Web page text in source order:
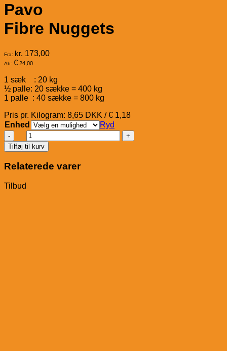
Pavo
Fibre Nuggets
Fra: kr. 173,00
Ab: € 24,00
1 sæk : 20 kg
½ palle: 20 sække = 400 kg
1 palle : 40 sække = 800 kg
Pris pr. Kilogram: 8,65 DKK / € 1,18
Enhed
Ryd
Pavo
Fibre
Nuggets
antal
Tilføj til kurv
Relaterede varer
Tilbud